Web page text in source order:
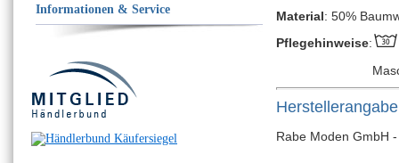
Informationen & Service Material: 50%
Pflegehinweise:
Rabe Moden GmbH